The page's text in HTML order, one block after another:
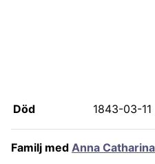
Död
1843-03-11
Familj med Anna